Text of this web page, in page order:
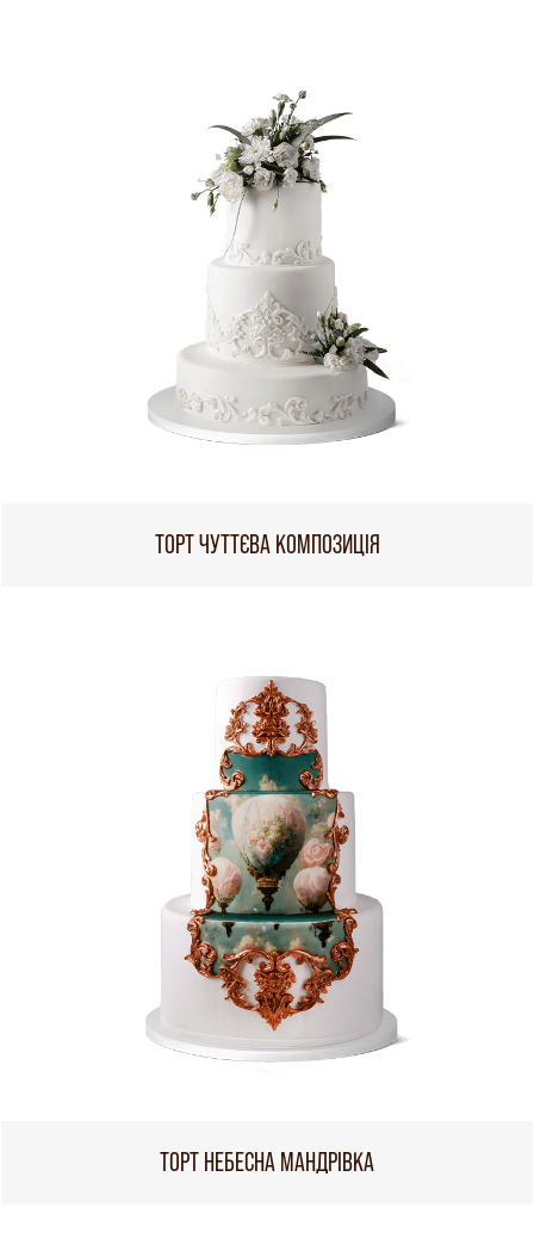
ТОРТ ЧУТТЄВА КОМПОЗИЦІЯ
ТОРТ НЕБЕСНА МАНДРІВКА